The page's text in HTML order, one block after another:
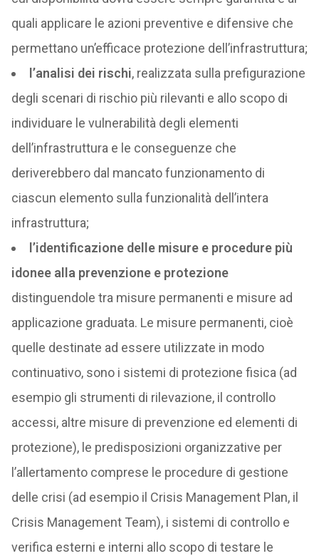
quali applicare le azioni preventive e difensive che
permettano un’efficace protezione dell’infrastruttura;
l’analisi dei rischi, realizzata sulla prefigurazione
degli scenari di rischio più rilevanti e allo scopo di
individuare le vulnerabilità degli elementi
dell’infrastruttura e le conseguenze che
deriverebbero dal mancato funzionamento di
ciascun elemento sulla funzionalità dell’intera
infrastruttura;
l’identificazione delle misure e procedure più
idonee alla prevenzione e protezione
distinguendole tra misure permanenti e misure ad
applicazione graduata. Le misure permanenti, cioè
quelle destinate ad essere utilizzate in modo
continuativo, sono i sistemi di protezione fisica (ad
esempio gli strumenti di rilevazione, il controllo
accessi, altre misure di prevenzione ed elementi di
protezione), le predisposizioni organizzative per
l’allertamento comprese le procedure di gestione
delle crisi (ad esempio il Crisis Management Plan, il
Crisis Management Team), i sistemi di controllo e
verifica esterni e interni allo scopo di testare le